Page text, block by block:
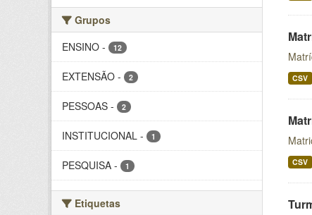
Grupos
ENSINO - 12
EXTENSÃO - 2
PESSOAS - 2
INSTITUCIONAL - 1
PESQUISA - 1
Etiquetas
CSV
CSV